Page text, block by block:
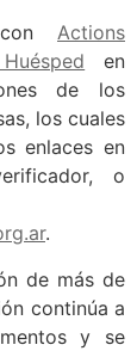
Actions
en
de los
los cuales
enlaces en
o
.
de más de
continúa a
y se